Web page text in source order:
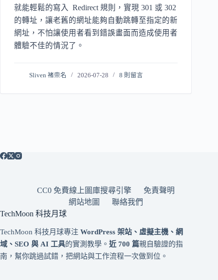
就能輕鬆的寫入 Redirect 規則，實現 301 或 302
的轉址，讓老舊的網址能夠自動跳轉至指定的新
網址，不怕讓使用者看到錯誤畫面而造成使用者
體驗不佳的情況了。
Sliven 褚崇名 2026-07-28 8 則留言
CC0 免費線上圖庫搜尋引擎
免責聲明
網站地圖
聯絡我們
TechMoon 科技月球
TechMoon 科技月球專注 WordPress 架站、虛擬主機、網
域、SEO 與 AI 工具的實測教學。 近 700 篇親自驗證的指
南，幫你跳過試錯，把網站與工作流程一次做到位。